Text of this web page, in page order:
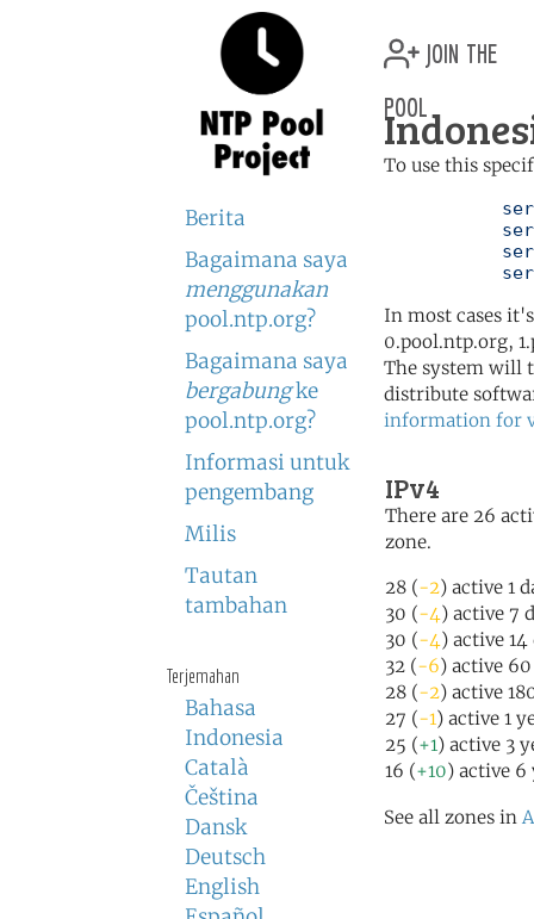
Berita
Bagaimana saya
menggunakan
pool.ntp.org?
Bagaimana saya
bergabungke
pool.ntp.org?
Informasi untuk
pengembang
Milis
Tautan
tambahan
Terjemahan
Bahasa
Indonesia
Català
Čeština
Dansk
Deutsch
English
join the
pool
To use this
In most cases
0.pool.ntp.org,
The system will
distribute
information for
IPv4
There are 26
zone.
28 (-2) active 1
30 (-4) active 7
30 (-4) active 14
32 (-6) active
28 (-2) active
27 (-1) active 1
25 (+1) active 3
16 (+10) active 6
See all zones in